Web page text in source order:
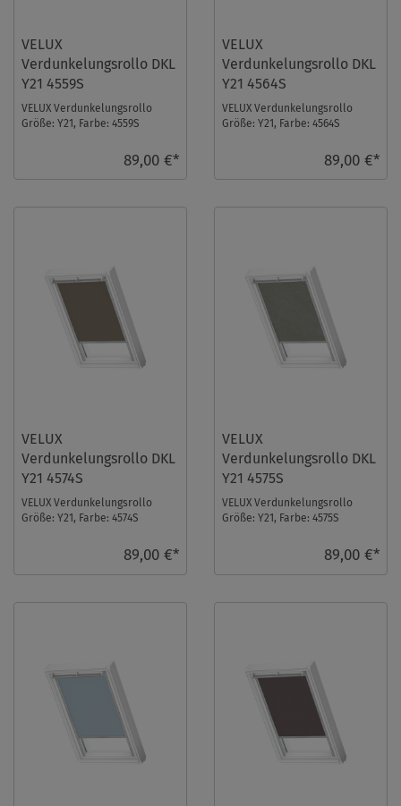
VELUX
Verdunkelungsrollo DKL
Y21 4559S
VELUX Verdunkelungsrollo
Größe: Y21, Farbe: 4559S
89,00 €*
VELUX
Verdunkelungsrollo DKL
Y21 4564S
VELUX Verdunkelungsrollo
Größe: Y21, Farbe: 4564S
89,00 €*
VELUX
Verdunkelungsrollo DKL
Y21 4574S
VELUX Verdunkelungsrollo
Größe: Y21, Farbe: 4574S
89,00 €*
VELUX
Verdunkelungsrollo DKL
Y21 4575S
VELUX Verdunkelungsrollo
Größe: Y21, Farbe: 4575S
89,00 €*